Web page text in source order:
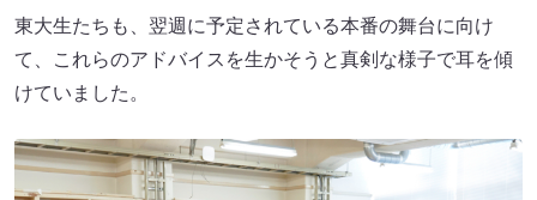
東大生たちも、翌週に予定されている本番の舞台に向け
て、これらのアドバイスを生かそうと真剣な様子で耳を傾
けていました。